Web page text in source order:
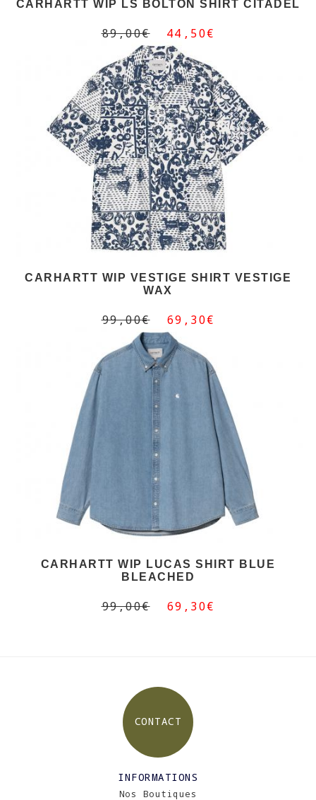
CARHARTT WIP LS BOLTON SHIRT CITADEL
89,00€ 44,50€
CARHARTT WIP VESTIGE SHIRT VESTIGE
WAX
99,00€ 69,30€
CARHARTT WIP LUCAS SHIRT BLUE
BLEACHED
99,00€ 69,30€
CONTACT
INFORMATIONS
Nos Boutiques